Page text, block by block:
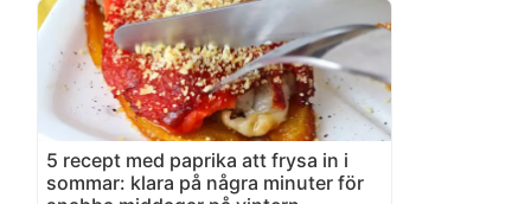
5 recept med paprika att frysa in i
sommar: klara på några minuter för